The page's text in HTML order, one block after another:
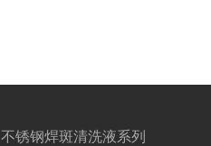
不锈钢焊斑清洗液系列